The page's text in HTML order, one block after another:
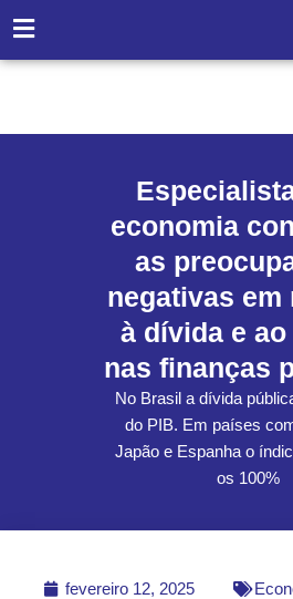
para
o
economia
as
negativas em
à dívida e
nas finanças
No Brasil a dívida
do PIB. Em países
Japão e Espanha o
os 100%
fevereiro 12, 2025